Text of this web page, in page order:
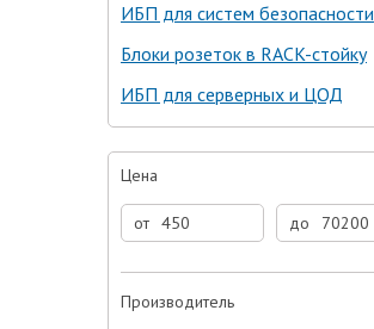
ИБП для систем безопасности
Блоки розеток в RACK-стойку
ИБП для серверных и ЦОД
Цена
от до
Производитель